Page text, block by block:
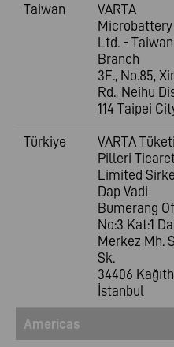
Taiwan
VARTA
Microbattery
Ltd. - Taiwan
Branch
3F., No.85,
Rd., Neihu
114 Taipei
Türkiye
VARTA
Pilleri
Limited
Dap Vadi
Bumerang
No:3 Kat:1
Merkez Mh.
Sk.
34406
İstanbul
Americas